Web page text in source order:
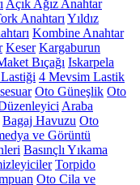
Açık Ağız Anahtar
Anahtarı Yıldız
Kombine Anahtar
Keser Kargaburun
Bıçağı Iskarpela
4 Mevsim Lastik
Oto Güneşlik Oto
Araba
Bagaj Havuzu Oto
ve Görüntü
Basınçlı Yıkama
Torpido
Oto Cila ve